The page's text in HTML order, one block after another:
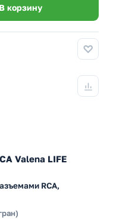
корзину
Valena LIFE
RCA,